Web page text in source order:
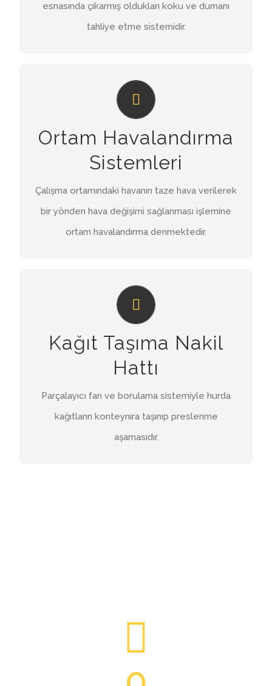
esnasında çıkarmış oldukları koku ve dumanı
tahliye etme sistemidir.
Ortam Havalandırma
Sistemleri
Çalışma ortamındaki havanın taze hava verilerek
bir yönden hava değişimi sağlanması işlemine
ortam havalandırma denmektedir.
ORTAM HAVALANDIRMA SISTEMLERI
Çalışma ortamındaki havanın taze hava verilerek
bir yönden hava değişimi sağlanması işlemine
ortam havalandırma denmektedir.
İNCELE
Kağıt Taşıma Nakil
Hattı
Parçalayıcı fan ve borulama sistemiyle hurda
kağıtların konteynıra taşınıp preslenme
aşamasıdır.
KAĞIT TAŞIMA NAKIL HATTI
Parçalayıcı fan ve borulama sistemiyle atık
kağıtların preslenme durumudur.
İNCELE